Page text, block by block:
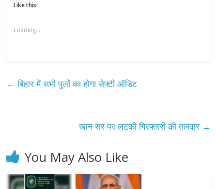
Like this:
Loading...
← बिहार में सभी पुलों का होगा सेफ्टी ऑडिट
खान सर पर लटकी गिरफ्तारी की तलवार →
You May Also Like